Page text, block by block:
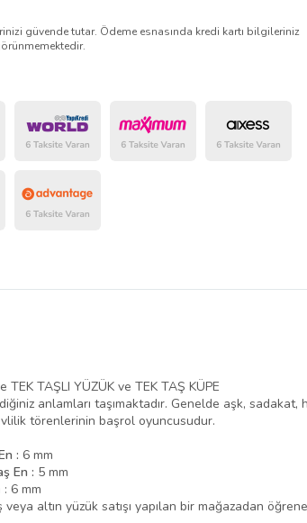
güvende tutar. Ödeme esnasında kredi kartı bilgileriniz
TEK TAŞLI YÜZÜK ve TEK TAŞ KÜPE
anlamları taşımaktadır. Genelde aşk,
törenlerinin başrol oyuncusudur.
: 6 mm
En : 5 mm
: 6 mm
altın yüzük satışı yapılan bir mağazadan